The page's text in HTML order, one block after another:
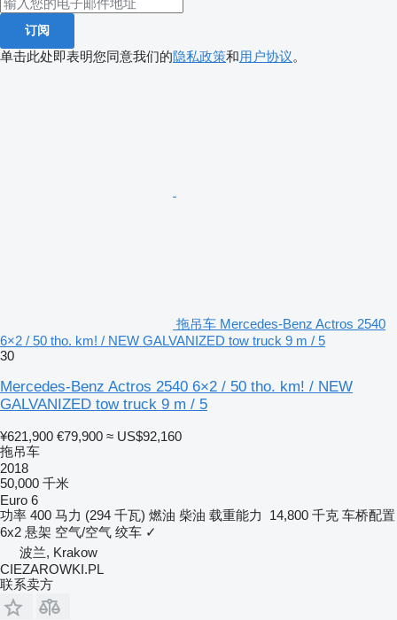
订阅
单击此处即表明您同意我们的隐私政策和用户协议。
拖吊车 Mercedes-Benz Actros 2540
6×2 / 50 tho. km! / NEW GALVANIZED tow truck 9 m / 5
30
Mercedes-Benz Actros 2540 6×2 / 50 tho. km! / NEW
GALVANIZED tow truck 9 m / 5
¥621,900 €79,900 ≈ US$92,160
拖吊车
2018
50,000 千米
Euro 6
功率 400 马力 (294 千瓦) 燃油 柴油 载重能力 14,800 千克 车桥配置
6x2 悬架 空气/空气 绞车 ✓
波兰, Krakow
CIEZAROWKI.PL
联系卖方